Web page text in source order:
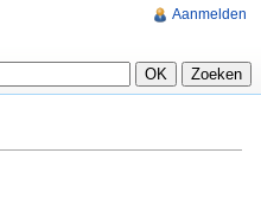
Aanmelden